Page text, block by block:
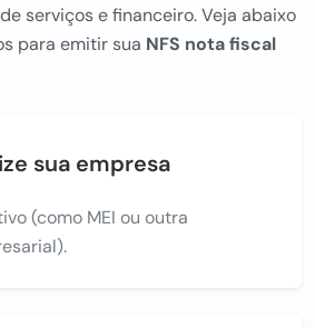
serviços e financeiro. Veja abaixo
para emitir sua NFS nota fiscal
sua empresa
(como MEI ou outra